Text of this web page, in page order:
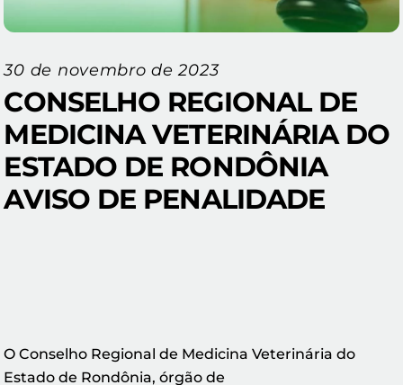
30 de novembro de 2023
CONSELHO REGIONAL DE
MEDICINA VETERINÁRIA DO
ESTADO DE RONDÔNIA
AVISO DE PENALIDADE
O Conselho Regional de Medicina Veterinária do
Estado de Rondônia, órgão de